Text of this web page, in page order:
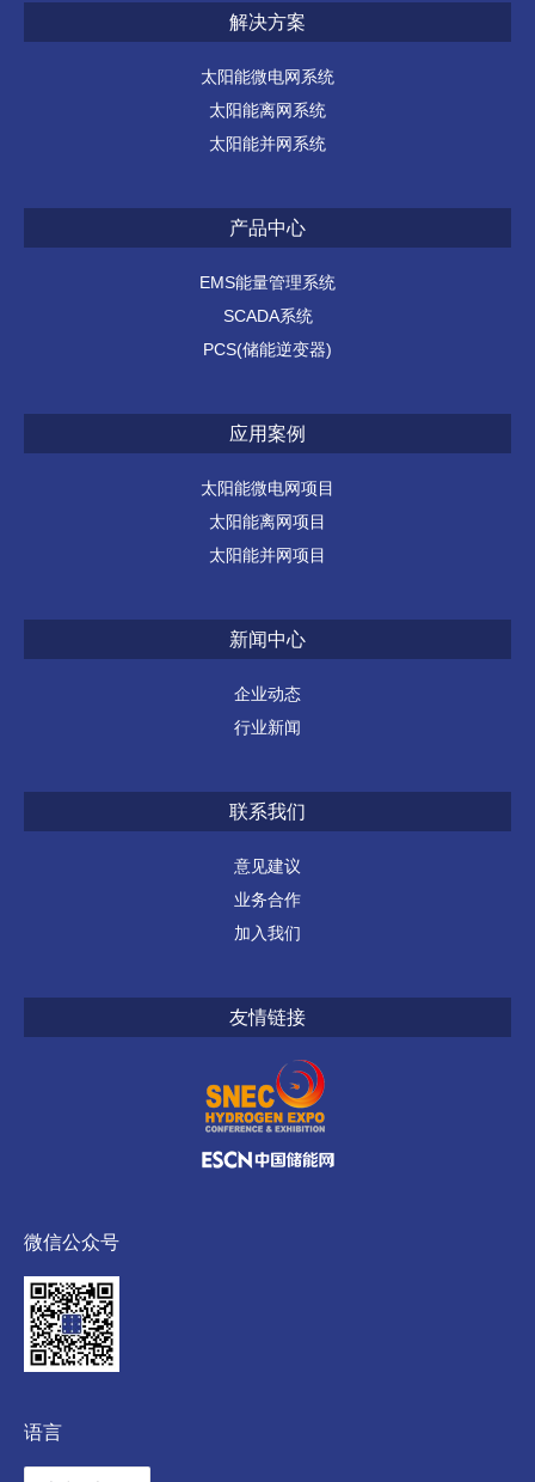
解决方案
太阳能微电网系统
太阳能离网系统
太阳能并网系统
产品中心
EMS能量管理系统
SCADA系统
PCS(储能逆变器)
应用案例
太阳能微电网项目
太阳能离网项目
太阳能并网项目
新闻中心
企业动态
行业新闻
联系我们
意见建议
业务合作
加入我们
友情链接
微信公众号
语言